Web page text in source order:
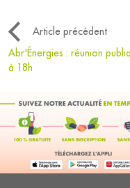
Article précédent
Abr'Énergies : réunion
à 18h